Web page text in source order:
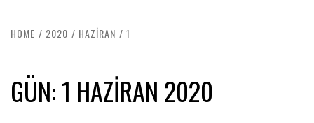
HOME 2020 HAZIRAN 1
GÜN:1 HAZIRAN 2020